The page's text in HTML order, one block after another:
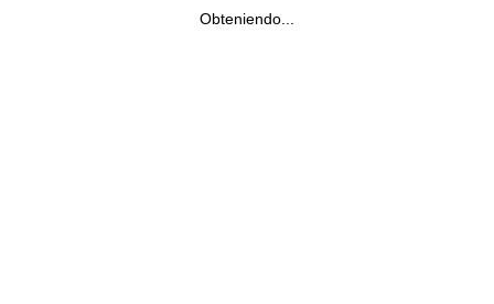
Obteniendo...